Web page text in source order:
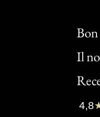
Il
Bon
Clic
4,8